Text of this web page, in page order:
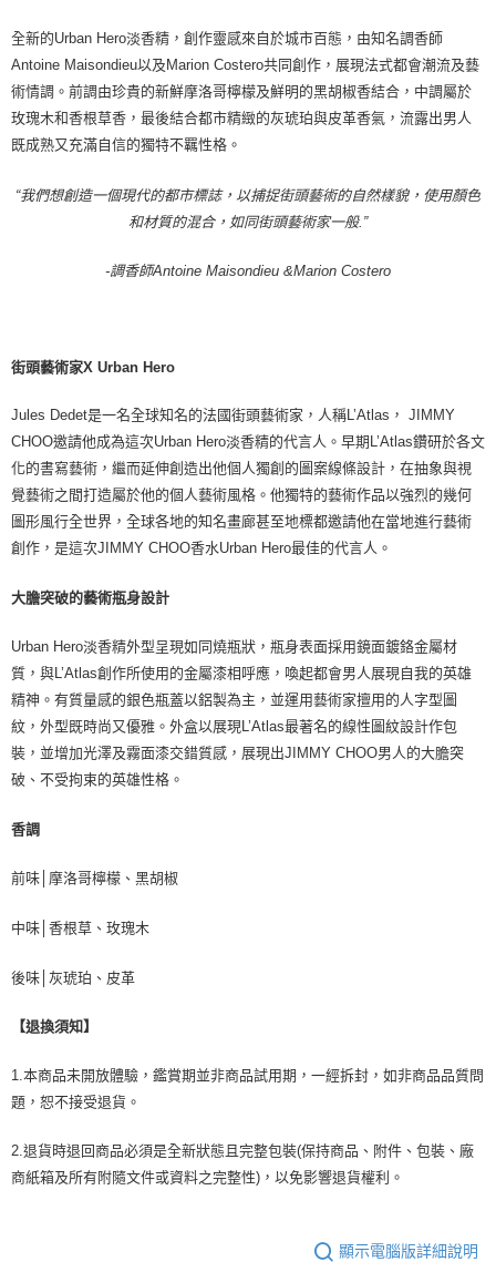
全新的Urban Hero淡香精，創作靈感來自於城市百態，由知名調香師
Antoine Maisondieu以及Marion Costero共同創作，展現法式都會潮流及藝
術情調。前調由珍貴的新鮮摩洛哥檸檬及鮮明的黑胡椒香結合，中調屬於
玫瑰木和香根草香，最後結合都市精緻的灰琥珀與皮革香氣，流露出男人
既成熟又充滿自信的獨特不羈性格。
“我們想創造一個現代的都市標誌，以捕捉街頭藝術的自然樣貌，使用顏色
和材質的混合，如同街頭藝術家一般.”
-調香師Antoine Maisondieu &Marion Costero
街頭藝術家X Urban Hero
Jules Dedet是一名全球知名的法國街頭藝術家，人稱L’Atlas， JIMMY
CHOO邀請他成為這次Urban Hero淡香精的代言人。早期L’Atlas鑽研於各文
化的書寫藝術，繼而延伸創造出他個人獨創的圖案線條設計，在抽象與視
覺藝術之間打造屬於他的個人藝術風格。他獨特的藝術作品以強烈的幾何
圖形風行全世界，全球各地的知名畫廊甚至地標都邀請他在當地進行藝術
創作，是這次JIMMY CHOO香水Urban Hero最佳的代言人。
大膽突破的藝術瓶身設計
Urban Hero淡香精外型呈現如同燒瓶狀，瓶身表面採用鏡面鍍鉻金屬材
質，與L’Atlas創作所使用的金屬漆相呼應，喚起都會男人展現自我的英雄
精神。有質量感的銀色瓶蓋以鋁製為主，並運用藝術家擅用的人字型圖
紋，外型既時尚又優雅。外盒以展現L’Atlas最著名的線性圖紋設計作包
裝，並增加光澤及霧面漆交錯質感，展現出JIMMY CHOO男人的大膽突
破、不受拘束的英雄性格。
香調
前味│摩洛哥檸檬、黑胡椒
中味│香根草、玫瑰木
後味│灰琥珀、皮革
【退換須知】
1.本商品未開放體驗，鑑賞期並非商品試用期，一經拆封，如非商品品質問
題，恕不接受退貨。
2.退貨時退回商品必須是全新狀態且完整包裝(保持商品、附件、包裝、廠
商紙箱及所有附隨文件或資料之完整性)，以免影響退貨權利。
顯示電腦版詳細說明